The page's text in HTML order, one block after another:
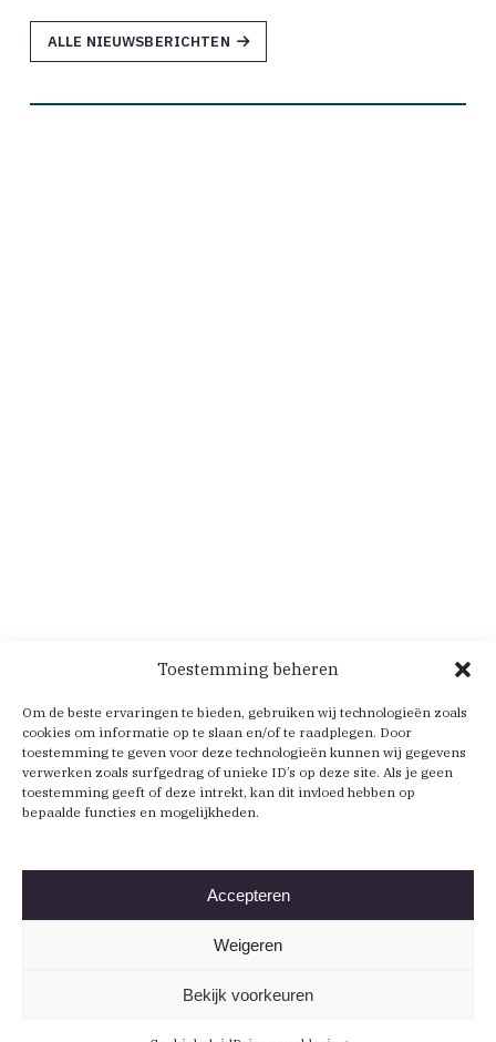
Toestemming beheren
Om de beste ervaringen te bieden, gebruiken wij technologieën zoals
cookies om informatie op te slaan en/of te raadplegen. Door
toestemming te geven voor deze technologieën kunnen wij gegevens
verwerken zoals surfgedrag of unieke ID’s op deze site. Als je geen
toestemming geeft of deze intrekt, kan dit invloed hebben op
bepaalde functies en mogelijkheden.
Accepteren
Weigeren
Bekijk voorkeuren
ALLE NIEUWSBERICHTEN